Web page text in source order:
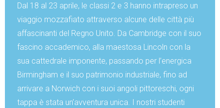
Dal 18 al 23 aprile, le classi 2 e 3 hanno intrapreso un
viaggio mozzafiato attraverso alcune delle città più
affascinanti del Regno Unito. Da Cambridge con il suo
fascino accademico, alla maestosa Lincoln con la
sua cattedrale imponente, passando per l’energica
Birmingham e il suo patrimonio industriale, fino ad
arrivare a Norwich con i suoi angoli pittoreschi, ogni
tappa è stata un’avventura unica. I nostri studenti